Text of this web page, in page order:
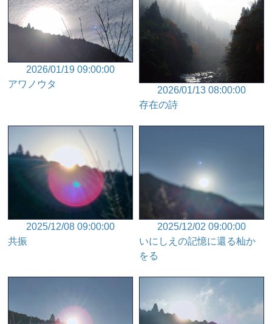
2026/01/19 09:00:00
アワノウタ
2026/01/13 08:00:00
存在の詩
2025/12/08 09:00:00
共振
2025/12/02 09:00:00
いにしえの記憶に還る杣か
をる